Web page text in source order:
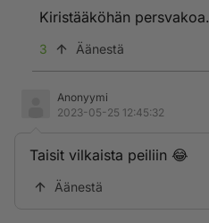
Kiristääköhän persvakoa.
3 Äänestä
Anonyymi
2023-05-25 12:45:32
Taisit vilkaista peiliin 😂
Äänestä